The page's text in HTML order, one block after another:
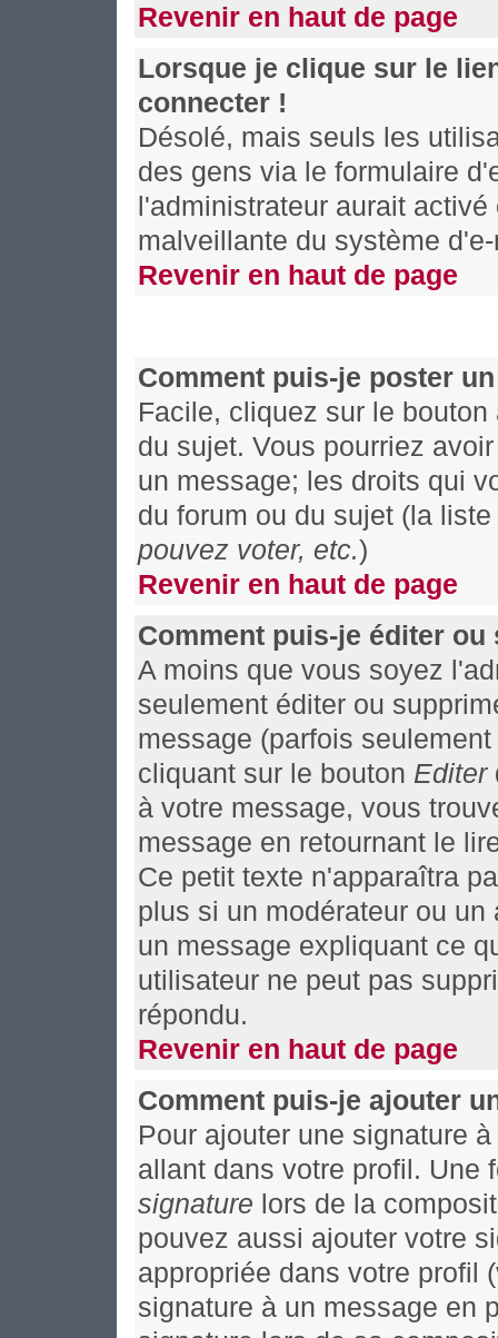
Revenir en haut de page
Lorsque je clique sur le
connecter !
Désolé, mais seuls les
des gens via le formulaire
l'administrateur aurait
malveillante du système
Revenir en haut de page
Comment puis-je poster
Facile, cliquez sur le
du sujet. Vous pourriez
un message; les droits qui
du forum ou du sujet (la liste
pouvez voter, etc.)
Revenir en haut de page
Comment puis-je éditer
A moins que vous soyez
seulement éditer ou
message (parfois
cliquant sur le bouton Editer
à votre message, vous
message en retournant le
Ce petit texte n'apparaîtra
plus si un modérateur ou
un message expliquant ce
utilisateur ne peut pas
répondu.
Revenir en haut de page
Comment puis-je ajouter
Pour ajouter une signature
allant dans votre profil.
signature lors de la
pouvez aussi ajouter votre
appropriée dans votre profil
signature à un message en